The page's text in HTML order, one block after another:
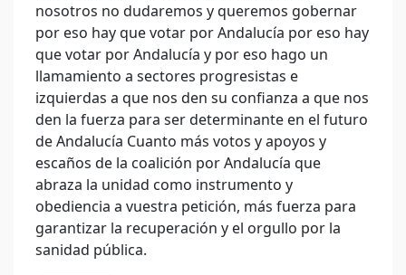
nosotros no dudaremos y queremos gobernar
por eso hay que votar por Andalucía por eso hay
que votar por Andalucía y por eso hago un
llamamiento a sectores progresistas e
izquierdas a que nos den su confianza a que nos
den la fuerza para ser determinante en el futuro
de Andalucía Cuanto más votos y apoyos y
escaños de la coalición por Andalucía que
abraza la unidad como instrumento y
obediencia a vuestra petición, más fuerza para
garantizar la recuperación y el orgullo por la
sanidad pública.